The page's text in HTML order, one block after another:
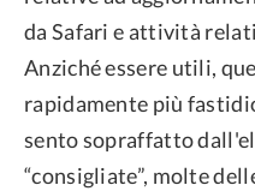
da Safari e attività
Anziché essere utili,
rapidamente più
sento sopraffatto
“consigliate”, molte